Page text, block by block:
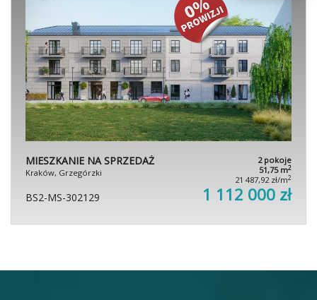
MIESZKANIE NA SPRZEDAŻ
Kraków, Grzegórzki
2 pokoje
51,75 m2
21 487,92 zł/m2
BS2-MS-302129 1 112 000 zł